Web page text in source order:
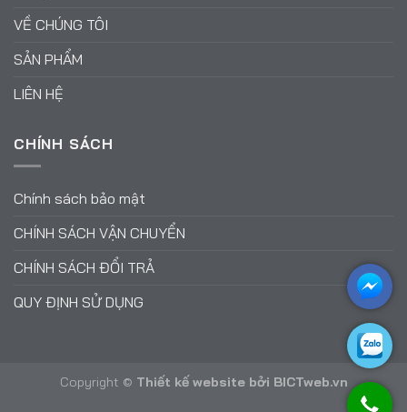
VỀ CHÚNG TÔI
SẢN PHẨM
LIÊN HỆ
CHÍNH SÁCH
Chính sách bảo mật
CHÍNH SÁCH VẬN CHUYỂN
CHÍNH SÁCH ĐỔI TRẢ
QUY ĐỊNH SỬ DỤNG
Copyright © Thiết kế websitebởi BICTweb.vn